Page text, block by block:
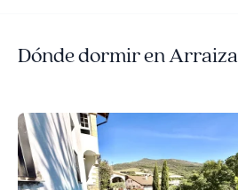
Dónde dormir en Arraiza